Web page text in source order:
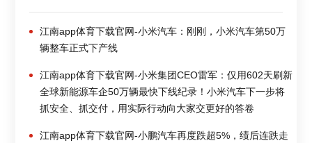
江南app体育下载官网-小米汽车：刚刚，小米汽车第50万
辆整车正式下产线
江南app体育下载官网-小米集团CEO雷军：仅用602天刷新
全球新能源车企50万辆最快下线纪录！小米汽车下一步将
抓安全、抓交付，用实际行动向大家交更好的答卷
江南app体育下载官网-小鹏汽车再度跌超5%，绩后连跌走